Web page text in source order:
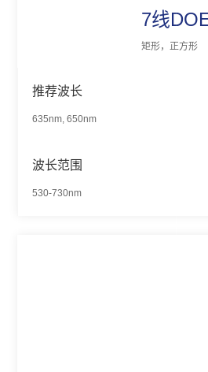
7线
矩形，正方形
推荐波长
635nm, 650nm
波长范围
530-730nm